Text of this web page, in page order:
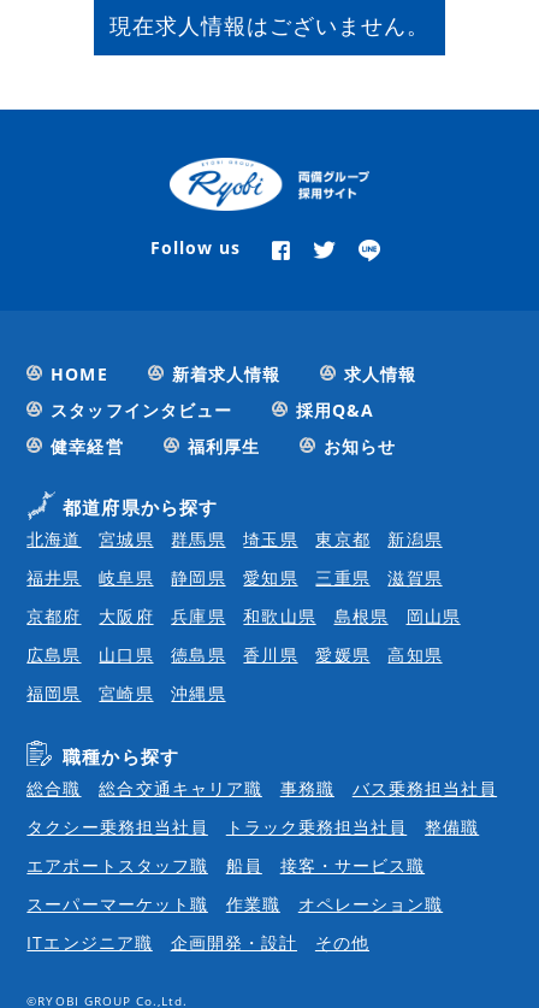
現在求人情報はございません。
Follow us
HOME 新着求人情報
求人情報
スタッフインタビュー
採用Q&A
健幸経営
福利厚生 お知らせ
都道府県から探す
北海道 宮城県 群馬県 埼玉県 東京都
新潟県
福井県
岐阜県 静岡県 愛知県 三重県
滋賀県
京都府
大阪府 兵庫県 和歌山県 島根県
岡山県
広島県
山口県 徳島県 香川県 愛媛県
高知県
福岡県
宮崎県 沖縄県
職種から探す
総合職 総合交通キャリア職 事務職
バス乗務担当社員
タクシー乗務担当社員
トラック乗務担当社員
整備職
エアポートスタッフ職
船員
接客・サービス職
スーパーマーケット職
作業職
オペレーション職
ITエンジニア職
企画開発・設計 その他
©RYOBI GROUP Co.,Ltd.